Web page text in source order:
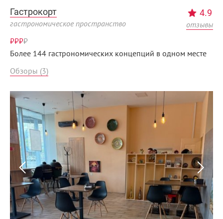
Гастрокорт
гастрономическое пространство
4.9
отзывы
₽₽₽₽
Более 144 гастрономических концепций в одном месте
Обзоры (3)